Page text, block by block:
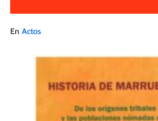
En Actos